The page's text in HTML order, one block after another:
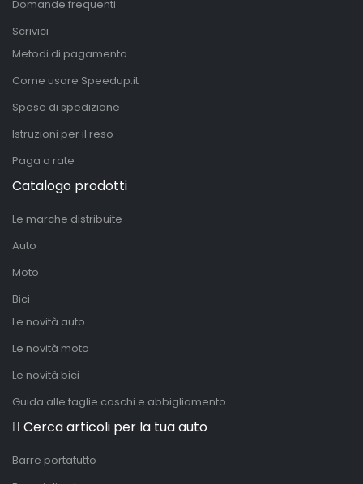
Domande frequenti
Scrivici
Metodi di pagamento
Come usare Speedup.it
Spese di spedizione
Istruzioni per il reso
Paga a rate
Catalogo prodotti
Le marche distribuite
Auto
Moto
Bici
Le novità auto
Le novità moto
Le novità bici
Guida alle taglie caschi e abbigliamento
Cerca articoli per la tua auto
Barre portatutto